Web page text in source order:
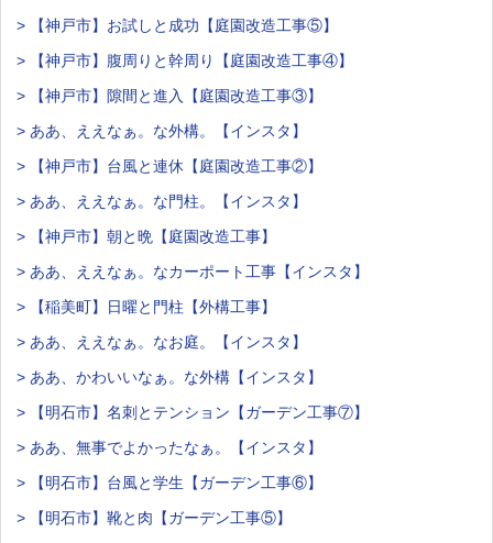
> 【神戸市】お試しと成功【庭園改造工事⑤】
> 【神戸市】腹周りと幹周り【庭園改造工事④】
> 【神戸市】隙間と進入【庭園改造工事③】
> ああ、ええなぁ。な外構。【インスタ】
> 【神戸市】台風と連休【庭園改造工事②】
> ああ、ええなぁ。な門柱。【インスタ】
> 【神戸市】朝と晩【庭園改造工事】
> ああ、ええなぁ。なカーポート工事【インスタ】
> 【稲美町】日曜と門柱【外構工事】
> ああ、ええなぁ。なお庭。【インスタ】
> ああ、かわいいなぁ。な外構【インスタ】
> 【明石市】名刺とテンション【ガーデン工事⑦】
> ああ、無事でよかったなぁ。【インスタ】
> 【明石市】台風と学生【ガーデン工事⑥】
> 【明石市】靴と肉【ガーデン工事⑤】